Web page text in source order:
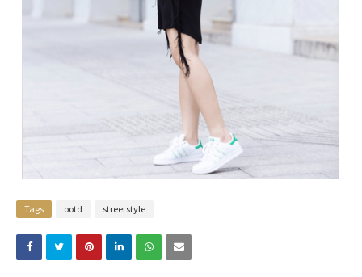
Tags ootd streetstyle